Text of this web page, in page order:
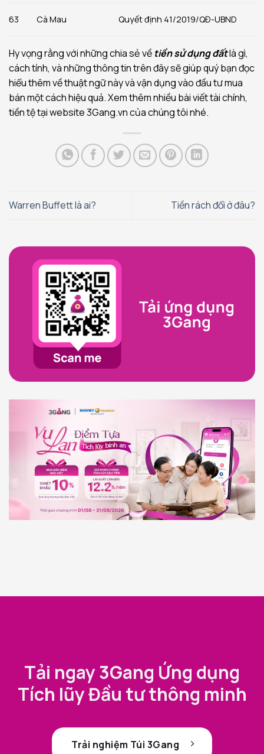
63 Cà Mau Quyết định 41/2019/QĐ-UBND
Hy vọng rằng với những chia sẻ về tiền sử dụng đấtlà gì,
cách tính, và những thông tin trên đây sẽ giúp quý bạn đọc
hiểu thêm về thuật ngữ này và vận dụng vào đầu tư mua
bán một cách hiệu quả. Xem thêm nhiều bài viết tài chính,
tiền tệ tại website 3Gang.vn của chúng tôi nhé.
Warren Buffett là ai? Tiền rách đổi ở đâu?
Tải ngay 3Gang Ứng dụng
Tích lũy Đầu tư thông minh
Trải nghiệm Túi 3Gang